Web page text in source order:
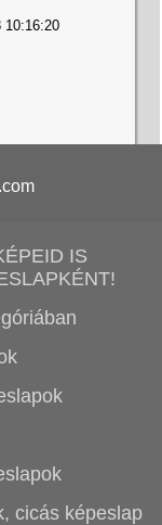
10:16:20
IS
cicás képeslap